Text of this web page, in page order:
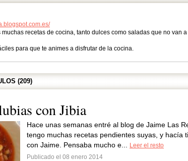
muchas recetas de cocina, tanto dulces como saladas que no van
para que te animes a disfrutar de la cocina.
(209)
con Jibia
Hace unas semanas entré al blog de Jaime Las
tengo muchas recetas pendientes suyas, y hacía
con Jaime. Pensaba mucho e...
Leer el resto
Publicado el 08 enero 2014